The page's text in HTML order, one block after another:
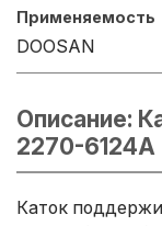
Применяемость
DOOSAN
Описание:
2270-6124A
Каток